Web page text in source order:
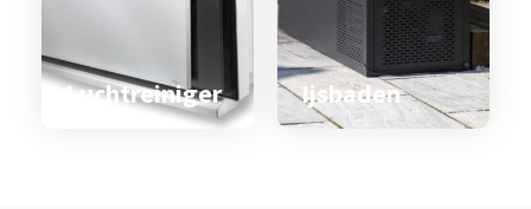
Luchtreiniger Ijsbaden